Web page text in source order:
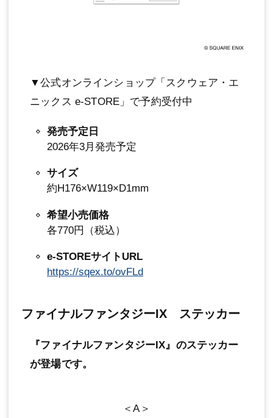
▼公式オンラインショップ「スクウェア・エ
ニックス e-STORE」で予約受付中
発売予定日
2026年3月発売予定
サイズ
約H176×W119×D1mm
希望小売価格
各770円（税込）
e-STOREサイトURL
https://sqex.to/ovFLd
ファイナルファンタジーIX ステッカー
『ファイナルファンタジーIX』のステッカー
が登場です。
＜A＞